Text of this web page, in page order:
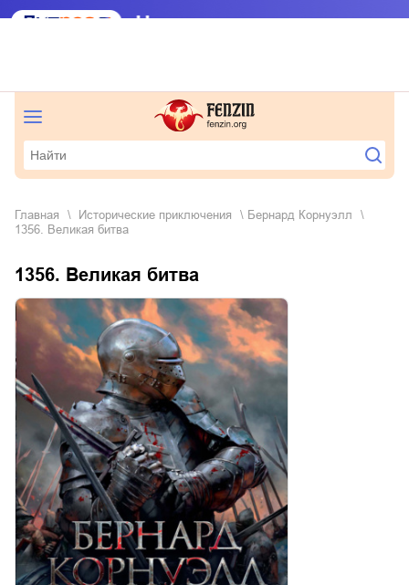
Главная исторические приключения
Бернард Корнуэлл
1356. Великая битва
1356. Великая битва